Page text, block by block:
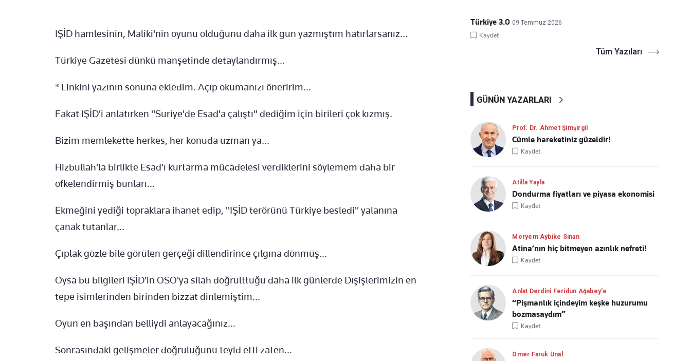
IŞİD hamlesinin, Maliki'nin oyunu olduğunu daha ilk gün yazmıştım hatırlarsanız...
Türkiye Gazetesi dünkü manşetinde detaylandırmış...
* Linkini yazının sonuna ekledim. Açıp okumanızı öneririm...
Fakat IŞİD'i anlatırken "Suriye'de Esad'a çalıştı" dediğim için birileri çok kızmış.
Bizim memlekette herkes, her konuda uzman ya...
Hizbullah'la birlikte Esad'ı kurtarma mücadelesi verdiklerini söylemem daha bir
öfkelendirmiş bunları...
Ekmeğini yediği topraklara ihanet edip, "IŞİD terörünü Türkiye besledi" yalanına
çanak tutanlar...
Çıplak gözle bile görülen gerçeği dillendirince çılgına dönmüş...
Oysa bu bilgileri IŞİD'in ÖSO'ya silah doğrulttuğu daha ilk günlerde Dışişlerimizin en
tepe isimlerinden birinden bizzat dinlemiştim...
Oyun en başından belliydi anlayacağınız...
Sonrasındaki gelişmeler doğruluğunu teyid etti zaten...
Türkiye 3.0 09 Temmuz 2026
Kaydet
Tüm Yazıları
GÜNÜN YAZARLARI
Prof. Dr. Ahmet Şimşirgil
Cümle hareketiniz güzeldir!
Kaydet
Atilla Yayla
Dondurma fiyatları ve piyasa ekonomisi
Kaydet
Meryem Aybike Sinan
Atina’nın hiç bitmeyen azınlık nefreti!
Kaydet
Anlat Derdini Feridun Ağabey'e
“Pişmanlık içindeyim keşke huzurumu
bozmasaydım”
Kaydet
Ömer Faruk Ünal